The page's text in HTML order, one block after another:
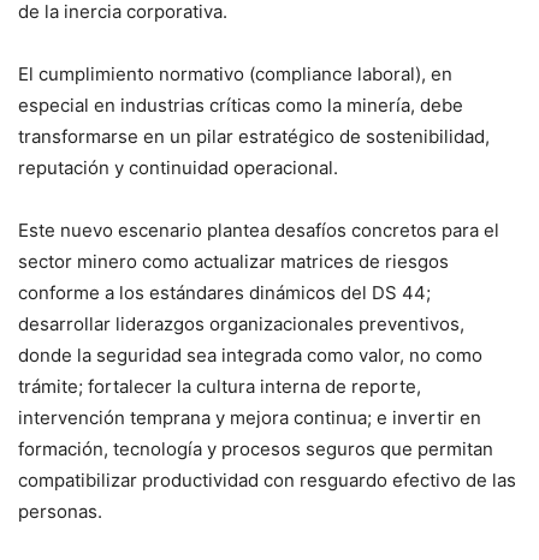
de la inercia corporativa.
El cumplimiento normativo (compliance laboral), en
especial en industrias críticas como la minería, debe
transformarse en un pilar estratégico de sostenibilidad,
reputación y continuidad operacional.
Este nuevo escenario plantea desafíos concretos para el
sector minero como actualizar matrices de riesgos
conforme a los estándares dinámicos del DS 44;
desarrollar liderazgos organizacionales preventivos,
donde la seguridad sea integrada como valor, no como
trámite; fortalecer la cultura interna de reporte,
intervención temprana y mejora continua; e invertir en
formación, tecnología y procesos seguros que permitan
compatibilizar productividad con resguardo efectivo de las
personas.